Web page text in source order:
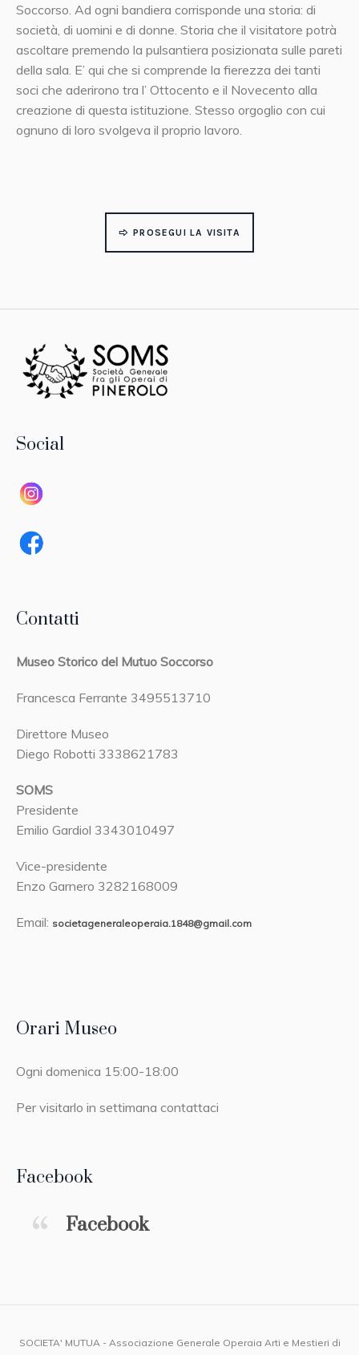
Soccorso. Ad ogni bandiera corrisponde una storia: di
società, di uomini e di donne. Storia che il visitatore potrà
ascoltare premendo la pulsantiera posizionata sulle pareti
della sala. E’ qui che si comprende la fierezza dei tanti
soci che aderirono tra l’ Ottocento e il Novecento alla
creazione di questa istituzione. Stesso orgoglio con cui
ognuno di loro svolgeva il proprio lavoro.
PROSEGUI LA VISITA
Social
Contatti
Museo Storico del Mutuo Soccorso
Francesca Ferrante 3495513710
Direttore Museo
Diego Robotti 3338621783
SOMS
Presidente
Emilio Gardiol 3343010497
Vice-presidente
Enzo Garnero 3282168009
Email: societageneraleoperaia.1848@gmail.com
Orari Museo
Ogni domenica 15:00-18:00
Per visitarlo in settimana contattaci
Facebook
Facebook
SOCIETA' MUTUA - Associazione Generale Operaia Arti e Mestieri di